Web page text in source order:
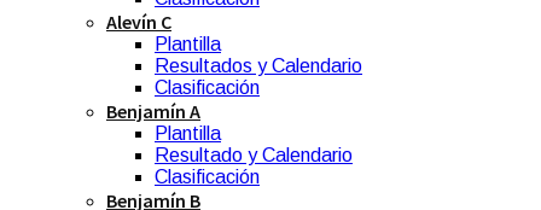
Alevín C
Plantilla
Resultados y Calendario
Clasificación
Benjamín A
Plantilla
Resultado y Calendario
Clasificación
Benjamín B